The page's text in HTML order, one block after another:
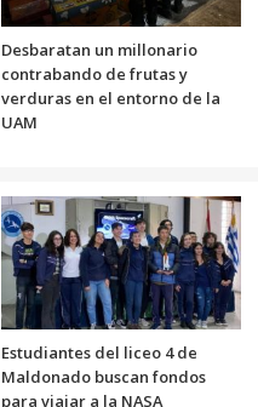
Desbaratan un millonario
contrabando de frutas y
verduras en el entorno de la
UAM
Estudiantes del liceo 4 de
Maldonado buscan fondos
para viajar a la NASA